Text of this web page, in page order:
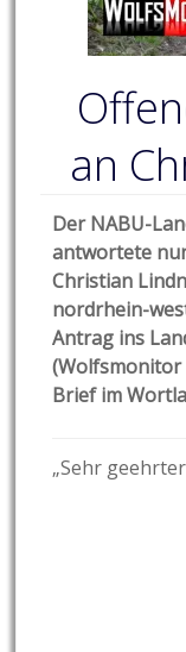
an
Der NABU-
antwortete
Christian
nordrhein-
Antrag ins
Brief im
„Sehr